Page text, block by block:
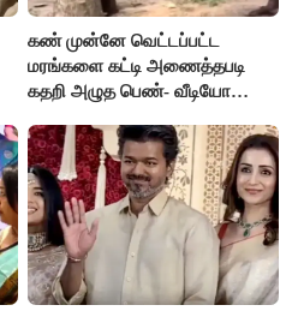
கண் முன்னே வெட்டப்பட்ட
மரங்களை கட்டி அணைத்தபடி
கதறி அழுத பெண்- வீடியோ